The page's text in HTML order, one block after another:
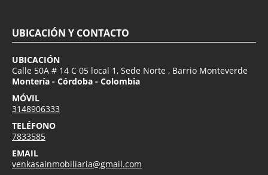
UBICACIÓN Y CONTACTO
UBICACIÓN
Calle 50A # 14 C 05 local 1, Sede Norte , Barrio Monteverde
Montería - Córdoba - Colombia
MÓVIL
3148906333
TELÉFONO
7833585
EMAIL
venkasainmobiliaria@gmail.com